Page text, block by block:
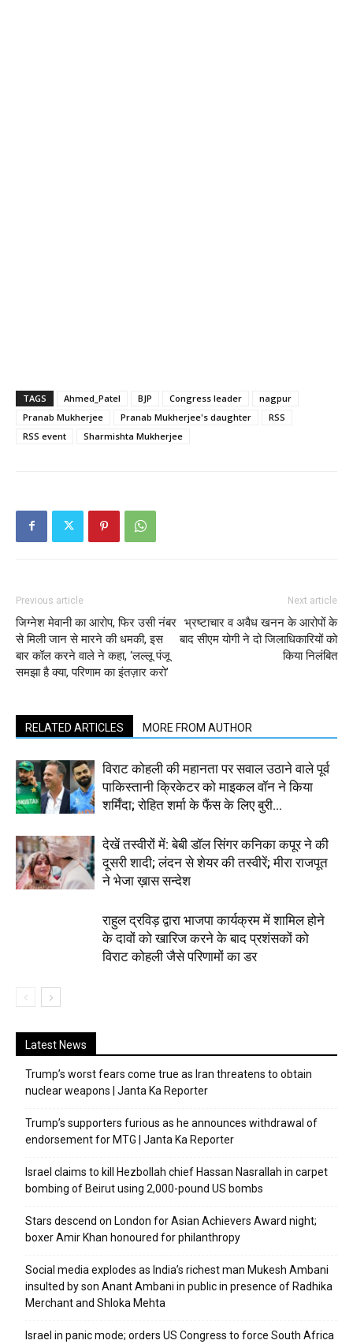
TAGS Ahmed_Patel BJP Congress leader
nagpur
Pranab Mukherjee
Pranab Mukherjee's daughter
RSS
RSS event
Sharmishta Mukherjee
Previous article
जिग्नेश मेवानी का आरोप, फिर उसी नंबर
से मिली जान से मारने की धमकी, इस
बार कॉल करने वाले ने कहा, ‘लल्लू पंजू
समझा है क्या, परिणाम का इंतज़ार करो’
Next article
भ्रष्टाचार व अवैध खनन के आरोपों के
बाद सीएम योगी ने दो जिलाधिकारियों को
किया निलंबित
RELATED ARTICLES MORE FROM AUTHOR
विराट कोहली की महानता पर सवाल उठाने वाले पूर्व
पाकिस्तानी क्रिकेटर को माइकल वॉन ने किया
शर्मिंदा; रोहित शर्मा के फैंस के लिए बुरी...
देखें तस्वीरों में: बेबी डॉल सिंगर कनिका कपूर ने की
दूसरी शादी; लंदन से शेयर की तस्वीरें; मीरा राजपूत
ने भेजा ख़ास सन्देश
राहुल द्रविड़ द्वारा भाजपा कार्यक्रम में शामिल होने
के दावों को खारिज करने के बाद प्रशंसकों को
विराट कोहली जैसे परिणामों का डर
Latest News
Trump’s worst fears come true as Iran threatens to obtain
nuclear weapons | Janta Ka Reporter
Trump’s supporters furious as he announces withdrawal of
endorsement for MTG | Janta Ka Reporter
Israel claims to kill Hezbollah chief Hassan Nasrallah in carpet
bombing of Beirut using 2,000-pound US bombs
Stars descend on London for Asian Achievers Award night;
boxer Amir Khan honoured for philanthropy
Social media explodes as India’s richest man Mukesh Ambani
insulted by son Anant Ambani in public in presence of Radhika
Merchant and Shloka Mehta
Israel in panic mode; orders US Congress to force South Africa